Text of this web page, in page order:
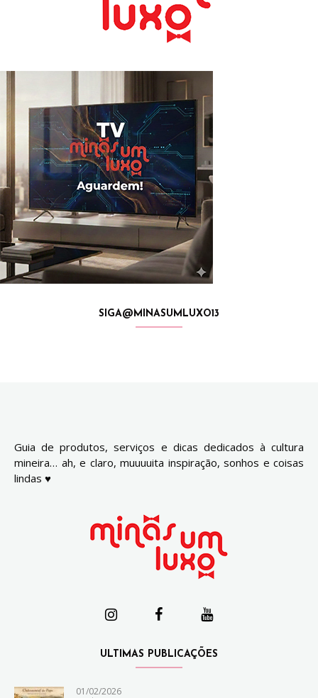
SIGA@MINASUMLUXO13
Guia de produtos, serviços e dicas dedicados à cultura
mineira… ah, e claro, muuuuita inspiração, sonhos e coisas
lindas ♥
ULTIMAS PUBLICAÇÕES
01/02/2026